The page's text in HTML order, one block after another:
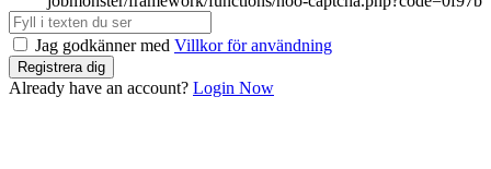
Jag godkänner med Villkor för användning
Registrera dig
Already have an account? Login Now